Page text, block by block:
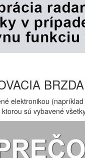
BRZDA
elektronikou
sú vybavené